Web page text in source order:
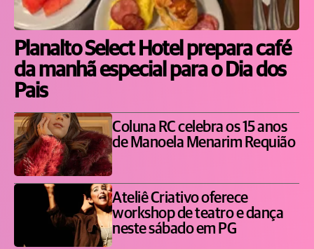
Planalto Select Hotel prepara café
da manhã especial para o Dia dos
Pais
Coluna RC celebra os 15 anos
de Manoela Menarim Requião
Ateliê Criativo oferece
workshop de teatro e dança
neste sábado em PG